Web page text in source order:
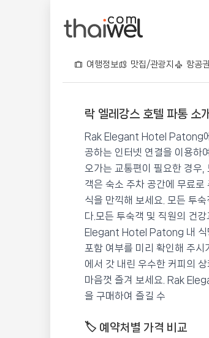
여행정보 맛집/관광지 항공권
락 엘레강스 호텔
📍 푸켓★★★★ ⭐ 8.7
💰 최저가 확인 · 예약하기
락 엘레강스 호텔 파통 소개
Rak Elegant Hotel Patong에
공하는 인터넷 연결을 이용하
오가는 교통편이 필요한 경우
객은 숙소 주차 공간에 무료
식을 만끽해 보세요. 모든 투
다.모든 투숙객 및 직원의 건
Elegant Hotel Patong 내 식
포함 여부를 미리 확인해 주
에서 갓 내린 우수한 커피의
마음껏 즐겨 보세요. Rak
을 구매하여 즐길 수
🏷️ 예약처별 가격 비교